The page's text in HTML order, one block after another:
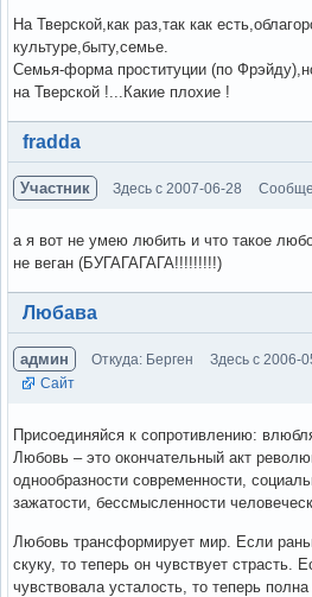
На Тверской,как раз,так как
культуре,быту,семье.
Семья-форма проституции (по
на Тверской !...Какие плохие !
Вне форума
fradda
Участник Здесь с 2007-06-28
а я вот не умею любить и что такое
не веган (БУГАГАГАГА!!!!!!!!!)
Вне форума
Любава
админ Откуда: Берген Здесь с 2006-
Сайт
Присоединяйся к сопротивлению:
Любовь – это окончательный акт
однообразности современности,
зажатости, бессмысленности
Любовь трансформирует мир. Если
скуку, то теперь он чувствует страсть.
чувствовала усталость, то теперь